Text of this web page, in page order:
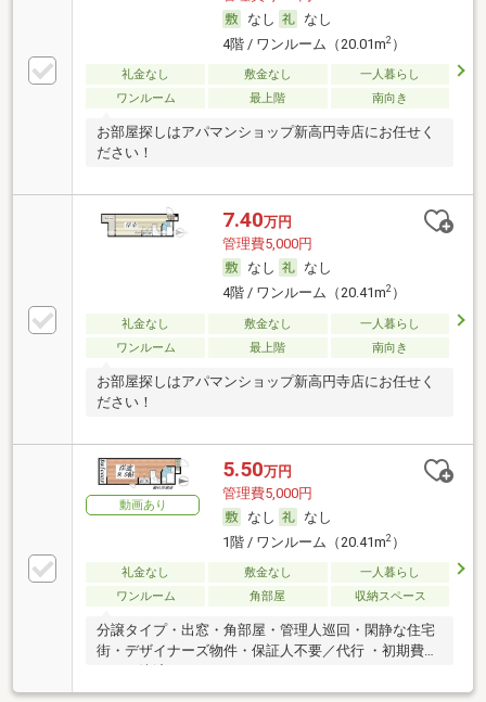
なし
なし
4階 / ワンルーム（20.01m2）
礼金なし 敷金なし
一人暮らし
ワンルーム
最上階 南向き
お部屋探しはアパマンショップ新高円寺店にお任せく
ださい！
7.40万円
管理費5,000円
なし
なし
4階 / ワンルーム（20.41m2）
礼金なし 敷金なし
一人暮らし
ワンルーム
最上階 南向き
お部屋探しはアパマンショップ新高円寺店にお任せく
ださい！
動画あり
5.50万円
管理費5,000円
なし
なし
1階 / ワンルーム（20.41m2）
礼金なし 敷金なし
一人暮らし
ワンルーム
角部屋 収納スペース
分譲タイプ・出窓・角部屋・管理人巡回・閑静な住宅
街・デザイナーズ物件・保証人不要／代行 ・初期費用